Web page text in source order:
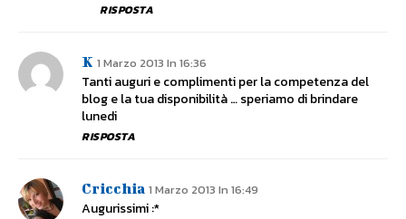
RISPOSTA
K 1 Marzo 2013 In 16:36
Tanti auguri e complimenti per la competenza del
blog e la tua disponibilità … speriamo di brindare
lunedi
RISPOSTA
Cricchia 1 Marzo 2013 In 16:49
Augurissimi :*